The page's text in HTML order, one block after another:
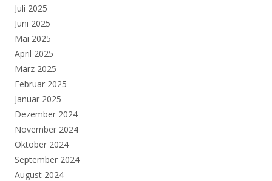
Juli 2025
Juni 2025
Mai 2025
April 2025
März 2025
Februar 2025
Januar 2025
Dezember 2024
November 2024
Oktober 2024
September 2024
August 2024